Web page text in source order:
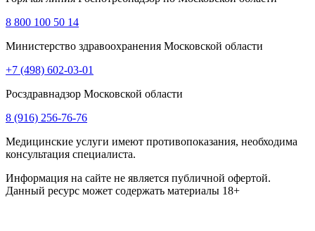
8 800 100 50 14
Министерство здравоохранения Московской области
+7 (498) 602-03-01
Росздравнадзор Московской области
8 (916) 256-76-76
Медицинские услуги имеют противопоказания, необходима
консультация специалиста.
Информация на сайте не является публичной офертой.
Данный ресурс может содержать материалы 18+